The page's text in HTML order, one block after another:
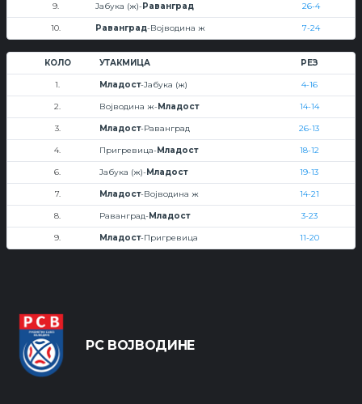
9. Јабука (ж)-Раванград 26-4
10. Раванград-Војводина ж 7-24
КОЛО УТАКМИЦА РЕЗ
1. Младост-Јабука (ж) 4-16
2. Војводина ж-Младост 14-14
3. Младост-Раванград 26-13
4. Пригревица-Младост 18-12
6. Јабука (ж)-Младост 19-13
7. Младост-Војводина ж 14-21
8. Раванград-Младост 3-23
9. Младост-Пригревица 11-20
РС ВОЈВОДИНЕ